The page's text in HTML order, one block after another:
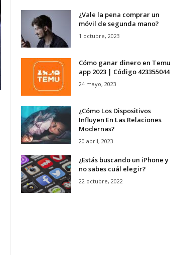
¿Vale la pena comprar un
móvil de segunda mano?
1 octubre, 2023
Cómo ganar dinero en Temu
app 2023 | Código 423355044
24 mayo, 2023
¿Cómo Los Dispositivos
Influyen En Las Relaciones
Modernas?
20 abril, 2023
¿Estás buscando un iPhone y
no sabes cuál elegir?
22 octubre, 2022